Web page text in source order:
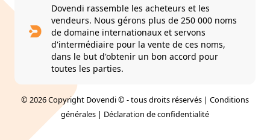
Dovendi rassemble les acheteurs et les
vendeurs. Nous gérons plus de 250 000 noms
de domaine internationaux et servons
d'intermédiaire pour la vente de ces noms,
dans le but d'obtenir un bon accord pour
toutes les parties.
© 2026 Copyright Dovendi © - tous droits réservés | Conditions
générales | Déclaration de confidentialité